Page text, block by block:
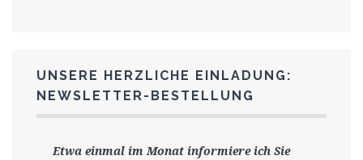
UNSERE HERZLICHE EINLADUNG:
NEWSLETTER-BESTELLUNG
Etwa einmal im Monat informiere ich Sie